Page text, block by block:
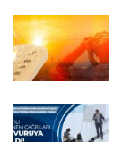
Bilgiler
Veritabanı